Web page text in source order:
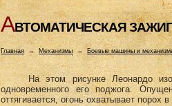
АВТОМАТИЧЕСКАЯ
Главная→ Механизмы →Боевые машины и
На этом рисунке Леонардо
одновременного его поджога.
оттягивается, огонь охватывает порох